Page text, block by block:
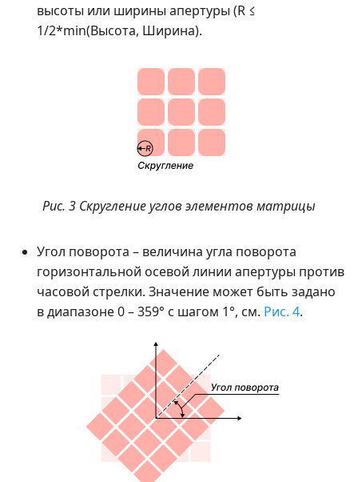
высоты или ширины апертуры (R ≤
1/2*min(Высота, Ширина).
Рис. 3 Скругление углов элементов матрицы
Угол поворота – величина угла поворота
горизонтальной осевой линии апертуры против
часовой стрелки. Значение может быть задано
в диапазоне 0 – 359° с шагом 1°, см. Рис. 4.